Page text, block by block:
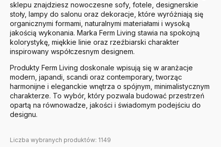
sklepu znajdziesz nowoczesne sofy, fotele, designerskie
stoły, lampy do salonu oraz dekoracje, które wyróżniają się
organicznymi formami, naturalnymi materiałami i wysoką
jakością wykonania. Marka Ferm Living stawia na spokojną
kolorystykę, miękkie linie oraz rzeźbiarski charakter
inspirowany współczesnym designem.
Produkty Ferm Living doskonale wpisują się w aranżacje
modern, japandi, scandi oraz contemporary, tworząc
harmonijne i eleganckie wnętrza o spójnym, minimalistycznym
charakterze. To wybór, który pozwala budować przestrzeń
opartą na równowadze, jakości i świadomym podejściu do
designu.
Liczba wybranych produktów: 1149